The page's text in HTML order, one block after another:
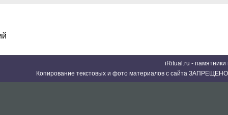
iRitual.ru -
Копирование текстовых и фото материалов с сайта